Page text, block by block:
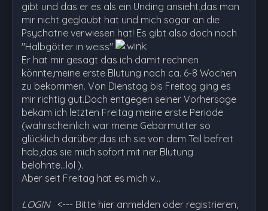
gibt und das er es als ein Unding ansieht,das man
mir nicht geglaubt hat und mich sogar an die
Psychatrie verwiesen hat! Es gibt also doch noch
"Halbgötter in weiss"
Er hat mir gesagt das ich damit rechnen
könnte,meine erste Blutung nach ca. 6-8 Wochen
zu bekommen. Von Dienstag bis Freitag ging es
mir richtig gut.Doch entgegen seiner Vorhersage
bekam ich letzten Freitag meine erste Periode
(wahrscheinlich war meine Gebärmutter so
glücklich darüber,das ich sie von dem Teil befreit
hab,das sie mich sofort mit ner Blutung
belohnte...lol ).
Aber seit Freitag hat es mich v…
LOGIN <--- Bitte hier anmelden oder registrieren,